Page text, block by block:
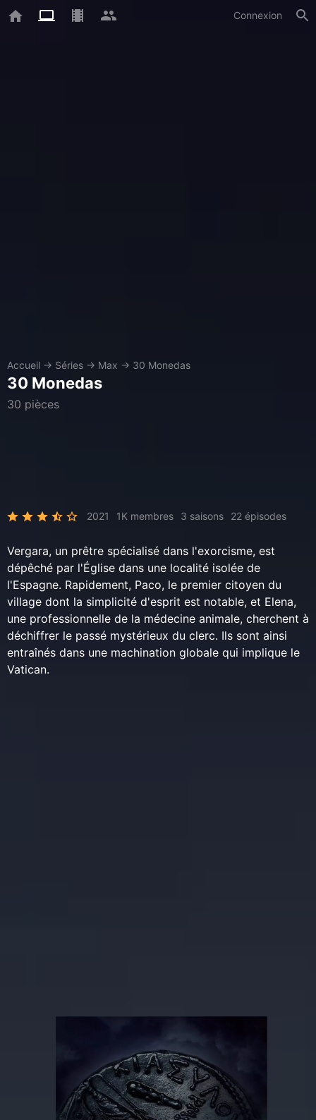
Connexion
Accueil → Séries → Max → 30 Monedas
30 Monedas
30 pièces
2021 1K membres 3 saisons 22 épisodes
Vergara, un prêtre spécialisé dans l'exorcisme, est
dépêché par l'Église dans une localité isolée de
l'Espagne. Rapidement, Paco, le premier citoyen du
village dont la simplicité d'esprit est notable, et Elena,
une professionnelle de la médecine animale, cherchent à
déchiffrer le passé mystérieux du clerc. Ils sont ainsi
entraînés dans une machination globale qui implique le
Vatican.